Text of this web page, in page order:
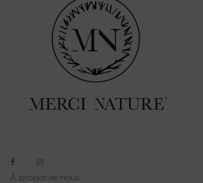
À propos de nous